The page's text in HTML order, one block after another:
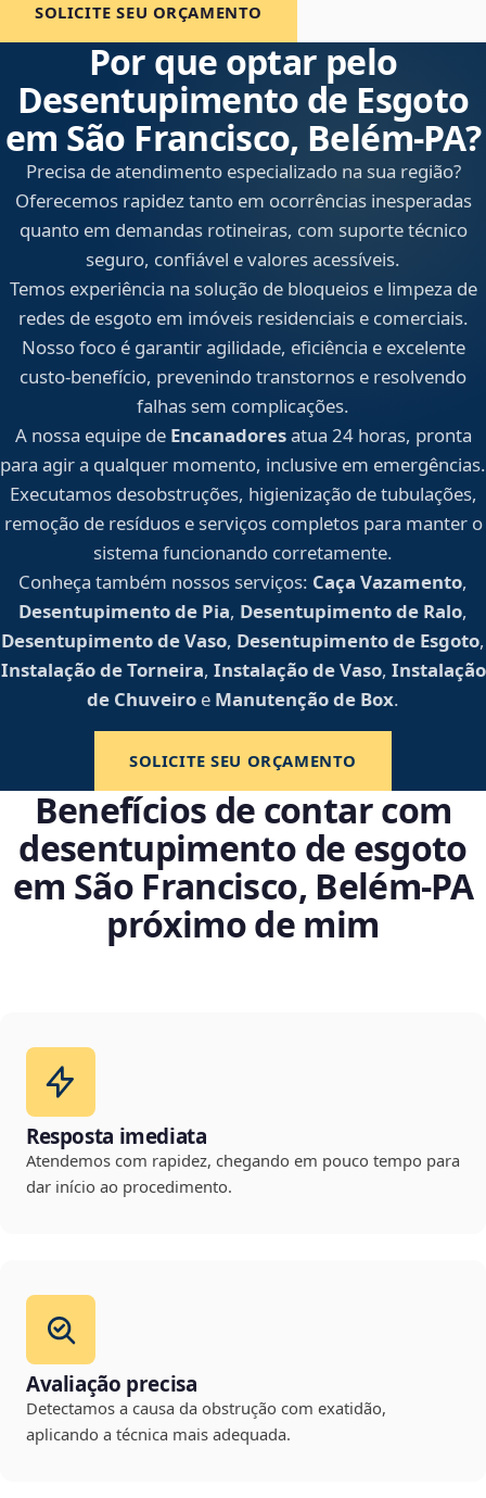
SOLICITE SEU ORÇAMENTO
Por que optar pelo
Desentupimento de Esgoto
em São Francisco, Belém‑PA?
Precisa de atendimento especializado na sua região?
Oferecemos rapidez tanto em ocorrências inesperadas
quanto em demandas rotineiras, com suporte técnico
seguro, confiável e valores acessíveis.
Temos experiência na solução de bloqueios e limpeza de
redes de esgoto em imóveis residenciais e comerciais.
Nosso foco é garantir agilidade, eficiência e excelente
custo-benefício, prevenindo transtornos e resolvendo
falhas sem complicações.
A nossa equipe de Encanadoresatua 24 horas, pronta
para agir a qualquer momento, inclusive em emergências.
Executamos desobstruções, higienização de tubulações,
remoção de resíduos e serviços completos para manter o
sistema funcionando corretamente.
Conheça também nossos serviços: Caça Vazamento,
Desentupimento de Pia, Desentupimento de Ralo,
Desentupimento de Vaso, Desentupimento de Esgoto,
Instalação de Torneira, Instalação de Vaso, Instalação
de Chuveiro e Manutenção de Box.
SOLICITE SEU ORÇAMENTO
Benefícios de contar com
desentupimento de esgoto
em São Francisco, Belém‑PA
próximo de mim
Resposta imediata
Atendemos com rapidez, chegando em pouco tempo para
dar início ao procedimento.
Avaliação precisa
Detectamos a causa da obstrução com exatidão,
aplicando a técnica mais adequada.